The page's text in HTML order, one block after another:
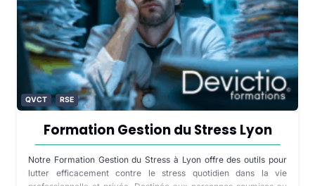
QVCT RSE
Formation Gestion du Stress Lyon
Notre Formation Gestion du Stress à Lyon offre des outils pour
lutter efficacement contre le stress quotidien dans la vie